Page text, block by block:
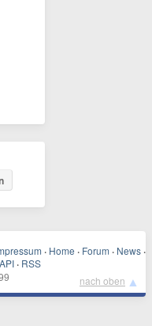
· Home · Forum · News ·
API · RSS
nach oben ▲